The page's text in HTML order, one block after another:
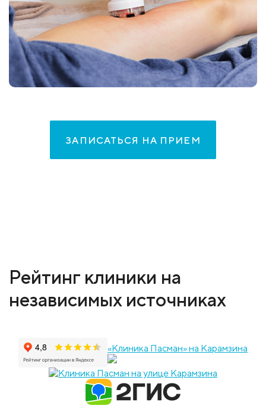
ЗАПИСАТЬСЯ НА ПРИЕМ
Рейтинг клиники на
независимых источниках
«Клиника Пасман» на Карамзина